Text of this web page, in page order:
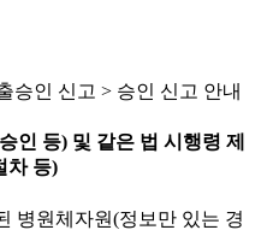
승인 신고 > 승인 신고 안내
인 등) 및 같은 법 시행령 제
차 등)
병원체자원(정보만 있는 경